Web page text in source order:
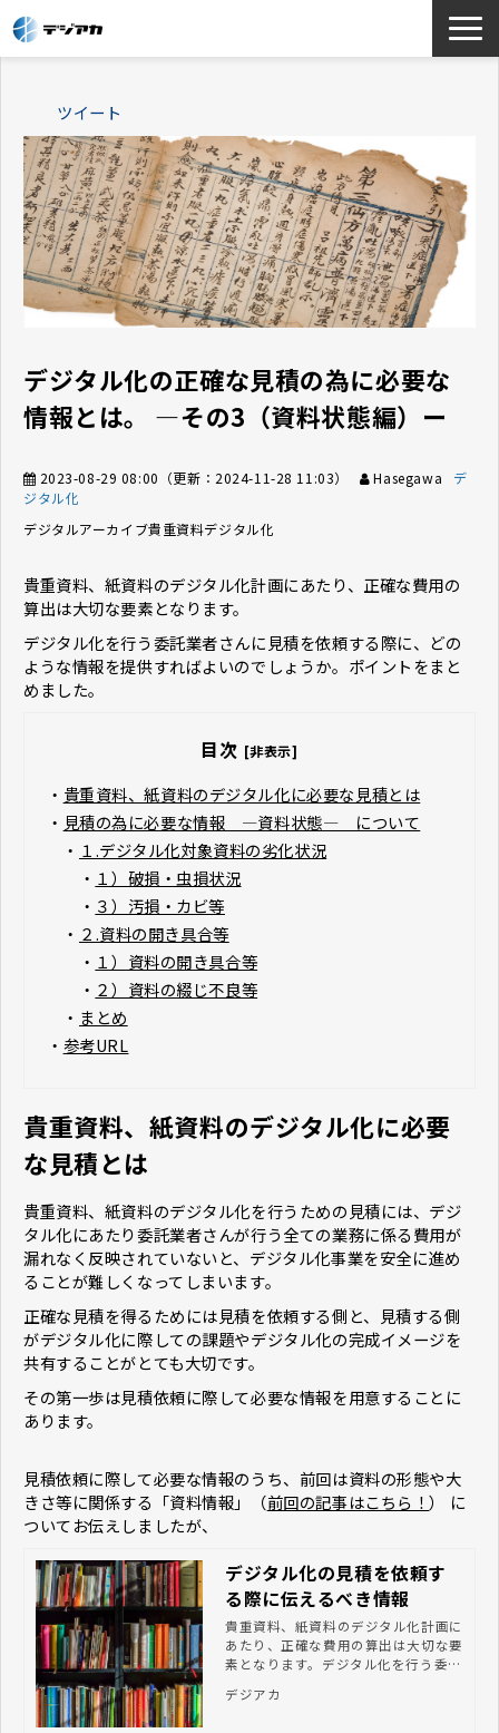
お役立ち情報
導入事例
よくあるご質問
ツイート
デジタル化の正確な見積の為に必要な
情報とは。 ―その3（資料状態編）ー
2023-08-29 08:00 （更新： 2024-11-28 11:03） Hasegawa
デ
ジタル化
デジタルアーカイブ貴重資料デジタル化
貴重資料、紙資料のデジタル化計画にあたり、正確な費用の
算出は大切な要素となります。
デジタル化を行う委託業者さんに見積を依頼する際に、どの
ような情報を提供すればよいのでしょうか。ポイントをまと
めました。
目次 [非表示]
・ 貴重資料、紙資料のデジタル化に必要な見積とは
・ 見積の為に必要な情報 ―資料状態― について
・ １.デジタル化対象資料の劣化状況
・ １）破損・虫損状況
・ ３）汚損・カビ等
・ ２.資料の開き具合等
・ １）資料の開き具合等
・ ２）資料の綴じ不良等
・ まとめ
・ 参考URL
貴重資料、紙資料のデジタル化に必要
な見積とは
貴重資料、紙資料のデジタル化を行うための見積には、デジ
タル化にあたり委託業者さんが行う全ての業務に係る費用が
漏れなく反映されていないと、デジタル化事業を安全に進め
ることが難しくなってしまいます。
正確な見積を得るためには見積を依頼する側と、見積する側
がデジタル化に際しての課題やデジタル化の完成イメージを
共有することがとても大切です。
その第一歩は見積依頼に際して必要な情報を用意することに
あります。
見積依頼に際して必要な情報のうち、前回は資料の形態や大
きさ等に関係する「資料情報」（前回の記事はこちら！） に
ついてお伝えしましたが、
デジタル化の見積を依頼す
る際に伝えるべき情報
貴重資料、紙資料のデジタル化計画に
あたり、正確な費用の算出は大切な要
素となります。デジタル化を行う委託
ような情報を提供すればよいのでしょ
デジアカ